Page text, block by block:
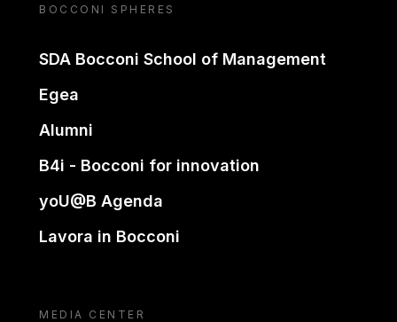
BOCCONI SPHERES
SDA Bocconi School of Management
Egea
Alumni
B4i - Bocconi for innovation
yoU@B Agenda
Lavora in Bocconi
MEDIA CENTER